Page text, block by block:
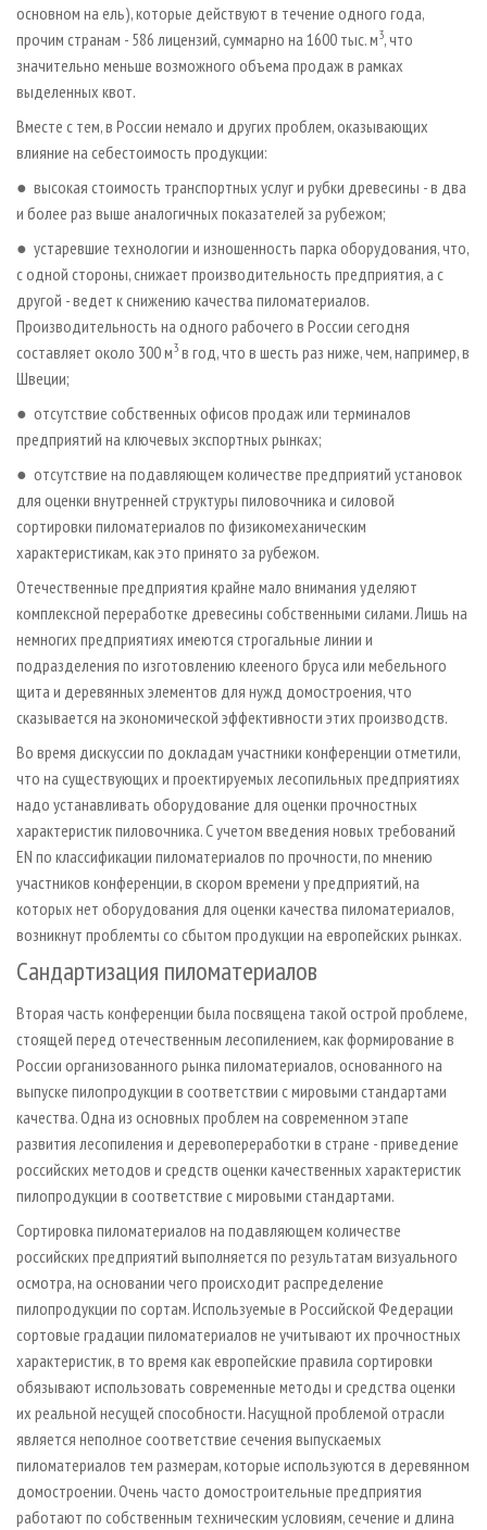
основном на ель), которые действуют в течение одного года,
прочим странам - 586 лицензий, суммарно на 1600 тыс. м3, что
значительно меньше возможного объема продаж в рамках
выделенных квот.
Вместе с тем, в России немало и других проблем, оказывающих
влияние на себестоимость продукции:
● высокая стоимость транспортных услуг и рубки древесины - в два
и более раз выше аналогичных показателей за рубежом;
● устаревшие технологии и изношенность парка оборудования, что,
с одной стороны, снижает производительность предприятия, а с
другой - ведет к снижению качества пиломатериалов.
Производительность на одного рабочего в России сегодня
составляет около 300 м3 в год, что в шесть раз ниже, чем, например, в
Швеции;
● отсутствие собственных офисов продаж или терминалов
предприятий на ключевых экспортных рынках;
● отсутствие на подавляющем количестве предприятий установок
для оценки внутренней структуры пиловочника и силовой
сортировки пиломатериалов по физико­механическим
характеристикам, как это принято за рубежом.
Отечественные предприятия крайне мало внимания уделяют
комплексной переработке древесины собственными силами. Лишь на
немногих предприятиях имеются строгальные линии и
подразделения по изготовлению клееного бруса или мебельного
щита и деревянных элементов для нужд домостроения, что
сказывается на экономической эффективности этих производств.
Во время дискуссии по докладам участники конференции отметили,
что на существующих и проектируемых лесопильных предприятиях
надо устанавливать оборудование для оценки прочностных
характеристик пиловочника. С учетом введения новых требований
EN по классификации пиломатериалов по прочности, по мнению
участников конференции, в скором времени у предприятий, на
которых нет оборудования для оценки качества пиломатериалов,
возникнут проблемты со сбытом продукции на европейских рынках.
Сандартизация пиломатериалов
Вторая часть конференции была посвящена такой острой проблеме,
стоящей перед отечественным лесопилением, как формирование в
России организованного рынка пиломатериалов, основанного на
выпуске пилопродукции в соответствии с мировыми стандартами
качества. Одна из основных проблем на современном этапе
развития лесопиления и деревопереработки в стране - приведение
российских методов и средств оценки качественных характеристик
пилопродукции в соответствие с мировыми стандартами.
Сортировка пиломатериалов на подавляющем количестве
российских предприятий выполняется по результатам визуального
осмотра, на основании чего происходит распределение
пилопродукции по сортам. Используемые в Российской Федерации
сортовые градации пиломатериалов не учитывают их прочностных
характеристик, в то время как европейские правила сортировки
обязывают использовать современные методы и средства оценки
их реальной несущей способности. Насущной проблемой отрасли
является неполное соответствие сечения выпускаемых
пиломатериалов тем размерам, которые используются в деревянном
домостроении. Очень часто домостроительные предприятия
работают по собственным техническим условиям, сечение и длина